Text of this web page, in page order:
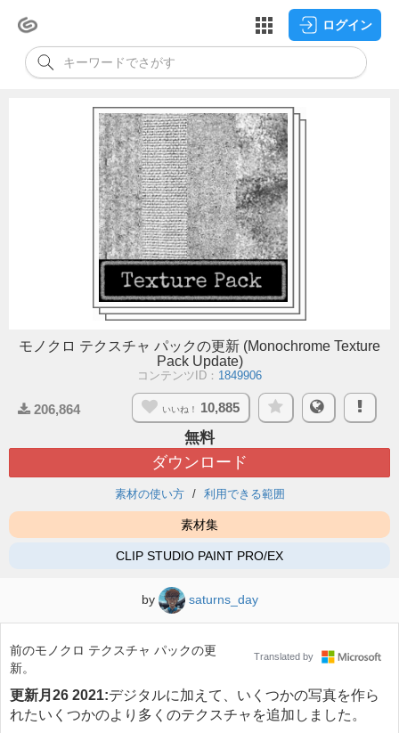
ログイン
モノクロ テクスチャ パックの更新 (Monochrome Texture
Pack Update)
コンテンツID： 1849906
206,864 いいね！ 10,885
無料
ダウンロード
素材の使い方 利用できる範囲
素材集
CLIP STUDIO PAINT PRO/EX
by saturns_day
Translated by
前のモノクロ テクスチャ パックの更
新。
更新月26 2021:デジタルに加えて、いくつかの写真を作ら
れたいくつかのより多くのテクスチャを追加しました。